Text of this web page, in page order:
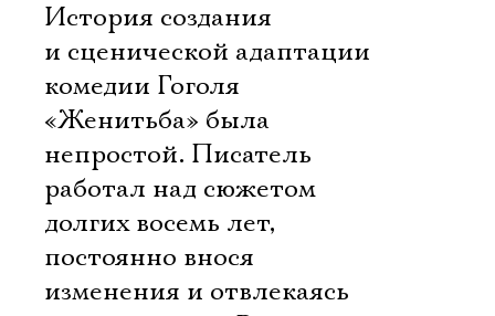
История создания
и сценической адаптации
комедии Гоголя
«Женитьба» была
непростой. Писатель
работал над сюжетом
долгих восемь лет,
постоянно внося
изменения и отвлекаясь